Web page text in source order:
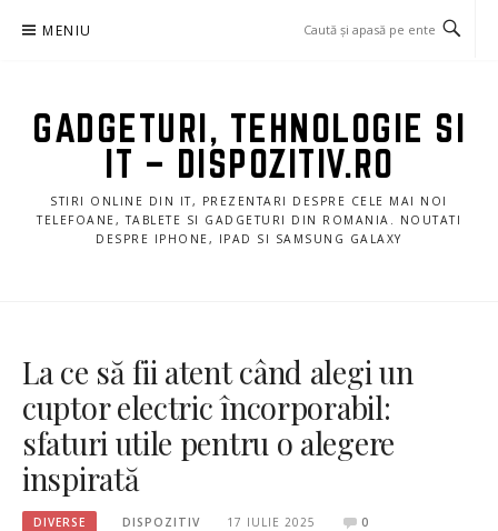
MENIU
GADGETURI, TEHNOLOGIE SI
IT – DISPOZITIV.RO
STIRI ONLINE DIN IT, PREZENTARI DESPRE CELE MAI NOI
TELEFOANE, TABLETE SI GADGETURI DIN ROMANIA. NOUTATI
DESPRE IPHONE, IPAD SI SAMSUNG GALAXY
La ce să fii atent când alegi un
cuptor electric încorporabil:
sfaturi utile pentru o alegere
inspirată
DIVERSE DISPOZITIV 17 IULIE 2025 0